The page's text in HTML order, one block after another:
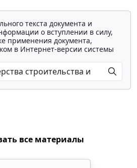
текста документа и
о вступлении в силу,
применения документа,
в Интернет-версии системы
все материалы